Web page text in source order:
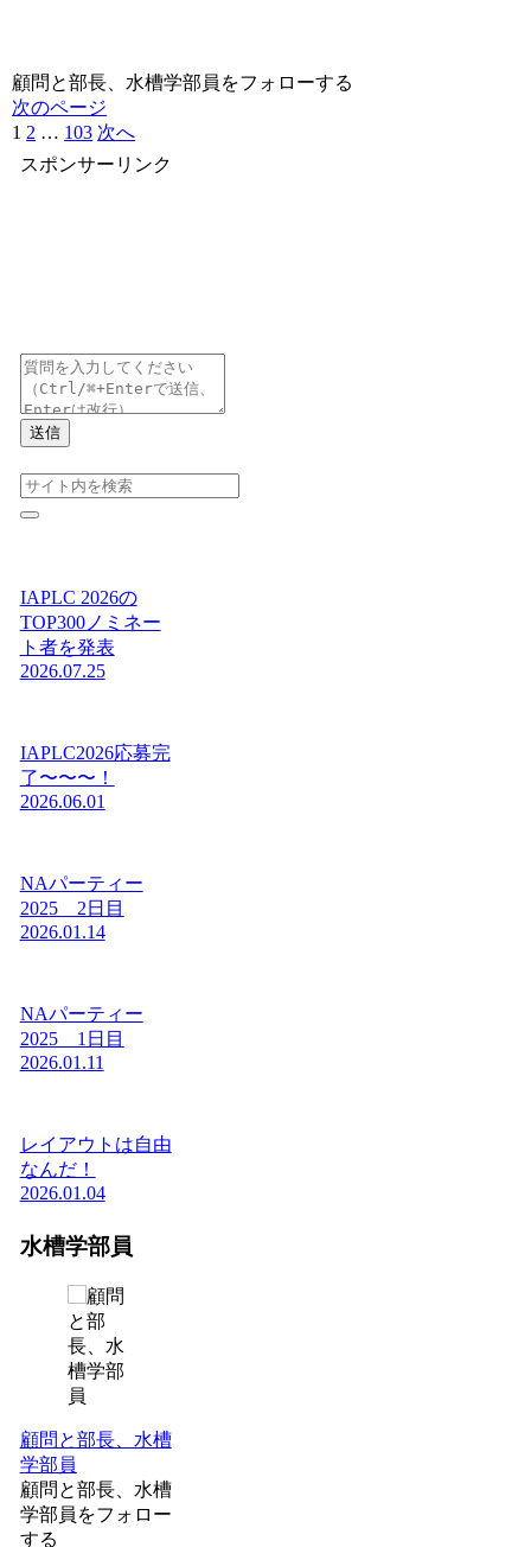
顧問と部長、水槽学部員をフォローする
次のページ
1 2 … 103 次へ
スポンサーリンク
送信
IAPLC 2026の
TOP300ノミネー
ト者を発表
2026.07.25
IAPLC2026応募完
了〜〜〜！
2026.06.01
NAパーティー
2025 2日目
2026.01.14
NAパーティー
2025 1日目
2026.01.11
レイアウトは自由
なんだ！
2026.01.04
水槽学部員
顧問と部長、水槽
学部員
顧問と部長、水槽
学部員をフォロー
する